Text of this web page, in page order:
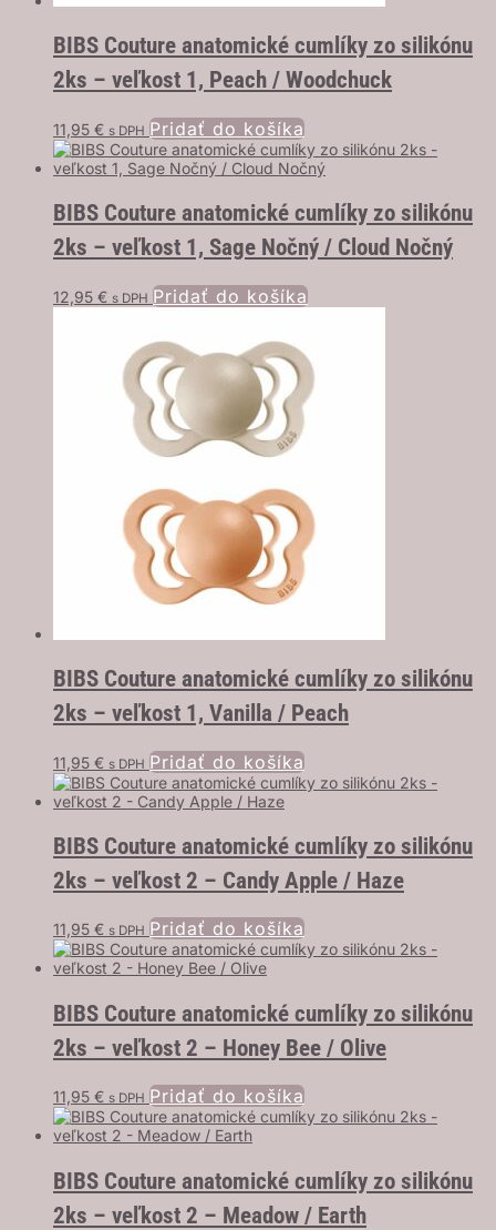
BIBS Couture anatomické cumlíky zo silikónu
2ks – veľkost 1, Peach / Woodchuck
11,95 € s DPH Pridať do košíka
BIBS Couture anatomické cumlíky zo silikónu
2ks – veľkost 1, Sage Nočný / Cloud Nočný
12,95 € s DPH Pridať do košíka
BIBS Couture anatomické cumlíky zo silikónu
2ks – veľkost 1, Vanilla / Peach
11,95 € s DPH Pridať do košíka
BIBS Couture anatomické cumlíky zo silikónu
2ks – veľkost 2 – Candy Apple / Haze
11,95 € s DPH Pridať do košíka
BIBS Couture anatomické cumlíky zo silikónu
2ks – veľkost 2 – Honey Bee / Olive
11,95 € s DPH Pridať do košíka
BIBS Couture anatomické cumlíky zo silikónu
2ks – veľkost 2 – Meadow / Earth